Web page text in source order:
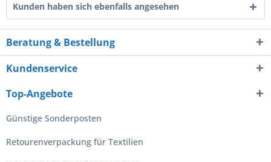
Kunden haben sich ebenfalls angesehen
Beratung & Bestellung
Kundenservice
Top-Angebote
Günstige Sonderposten
Retourenverpackung für Textilien